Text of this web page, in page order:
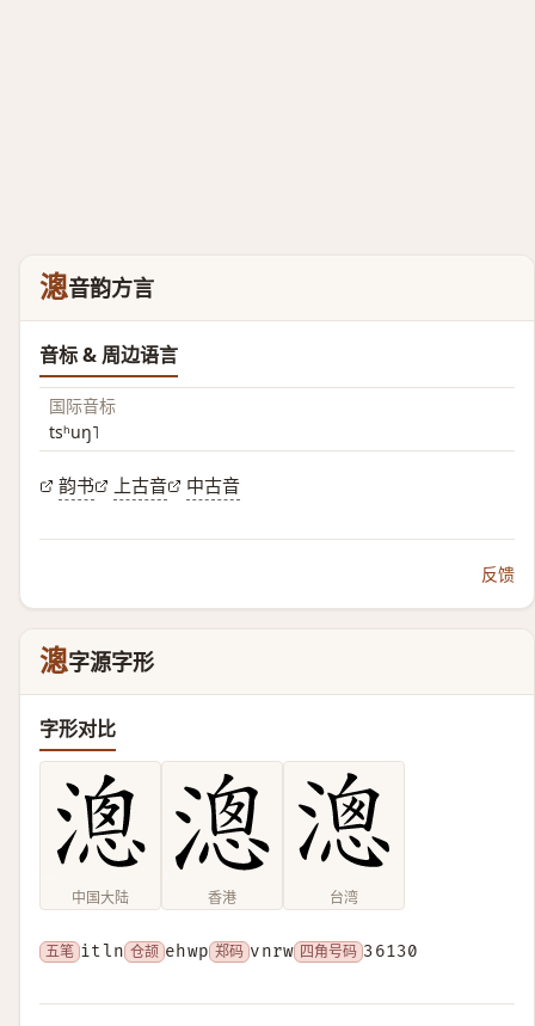
漗音韵方言
音标 & 周边语言
国际音标
tsʰuŋ˥
韵书 上古音 中古音
反馈
漗字源字形
字形对比
中国大陆 香港 台湾
五笔 itln 仓颉 ehwp 郑码 vnrw 四角号码 36130